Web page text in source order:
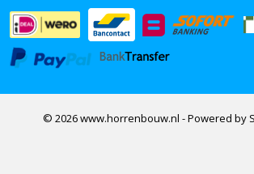
© 2026 www.horrenbouw.nl - Powered by